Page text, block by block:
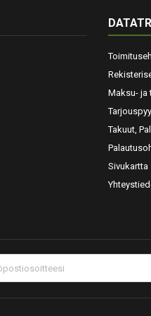
Maksu- ja
Takuut,
Sivukartta